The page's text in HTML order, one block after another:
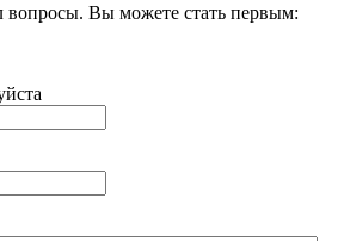
вопросы. Вы можете стать первым: